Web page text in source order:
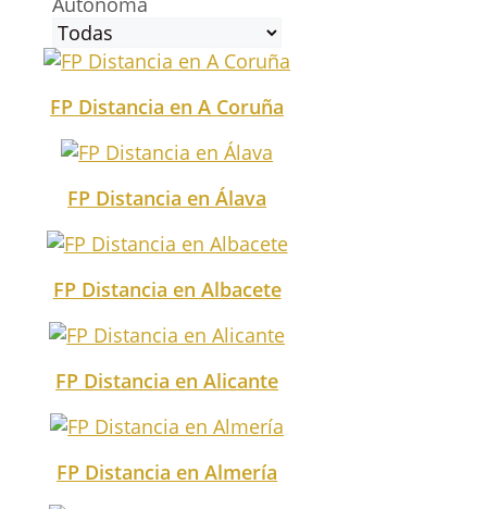
FP Distancia en A Coruña
FP Distancia en Álava
FP Distancia en Albacete
FP Distancia en Alicante
FP Distancia en Almería